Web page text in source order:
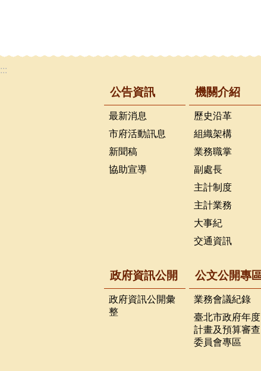
:::
公告資訊
最新消息
市府活動訊息
新聞稿
協助宣導
機關介紹
歷史沿革
組織架構
業務職掌
副處長
主計制度
主計業務
大事紀
交通資訊
政府資訊公開
政府資訊公開彙
整
公文公開專
業務會議紀錄
臺北市政府年度
計畫及預算審查
委員會專區